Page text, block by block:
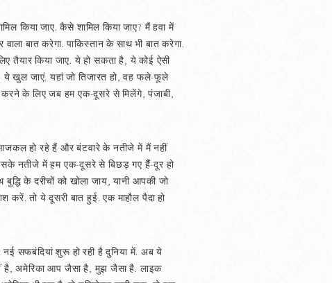
किया जाए. कैसे शामिल किया जाए? मैं हवा में
बात करेगा. पाकिस्तान के साथ भी बात करेगा.
तैयार किया जाए. ये हो सकता है, ये कोई ऐसी
ये खुल जाएं. यहां जो तिजारत हो, वह फले-फूले
करने के लिए जब हम एक-दूसरे से मिलेंगे, पंजाबी,
आजकल हो रहे हैं और बंटवारे के नतीजे में मैं नहीं
नतीजे में हम एक-दूसरे से बिछड़ गए हैैं-दूर हो
के दरीचों को खोला जाय, यानी आपकी जो
तो ये दूसरी बात हुई. एक माहौल पैदा हो
सफबंदियां शुरू हो रही है दुनिया में. अब ये
है, अमेरिका आप जैसा है, मुझ जैसा है. लाइक